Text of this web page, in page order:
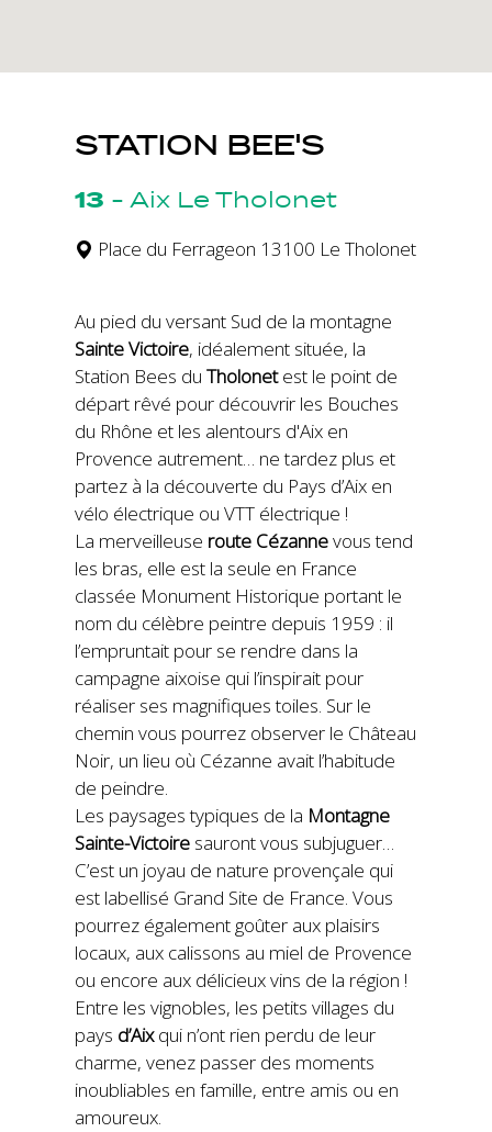
STATION BEE'S
13 - Aix Le Tholonet
Place du Ferrageon 13100 Le Tholonet
Au pied du versant Sud de la montagne
Sainte Victoire, idéalement située, la
Station Bees du Tholonetest le point de
départ rêvé pour découvrir les Bouches
du Rhône et les alentours d'Aix en
Provence autrement… ne tardez plus et
partez à la découverte du Pays d’Aix en
vélo électrique ou VTT électrique !
La merveilleuse route Cézannevous tend
les bras, elle est la seule en France
classée Monument Historique portant le
nom du célèbre peintre depuis 1959 : il
l’empruntait pour se rendre dans la
campagne aixoise qui l’inspirait pour
réaliser ses magnifiques toiles. Sur le
chemin vous pourrez observer le Château
Noir, un lieu où Cézanne avait l’habitude
de peindre.
Les paysages typiques de la Montagne
Sainte-Victoire sauront vous subjuguer…
C’est un joyau de nature provençale qui
est labellisé Grand Site de France. Vous
pourrez également goûter aux plaisirs
locaux, aux calissons au miel de Provence
ou encore aux délicieux vins de la région !
Entre les vignobles, les petits villages du
pays d’Aixqui n’ont rien perdu de leur
charme, venez passer des moments
inoubliables en famille, entre amis ou en
amoureux.